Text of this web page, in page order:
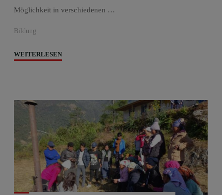
Möglichkeit in verschiedenen …
Bildung
WEITERLESEN"Training